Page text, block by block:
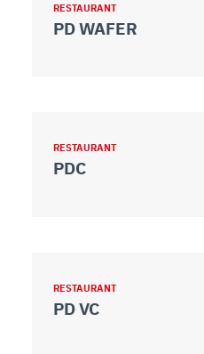
RESTAURANT
PD WAFER
RESTAURANT
PDC
RESTAURANT
PD VC